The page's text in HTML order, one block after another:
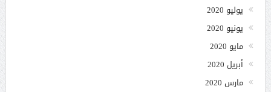
يوليو 2020
يونيو 2020
مايو 2020
أبريل 2020
مارس 2020